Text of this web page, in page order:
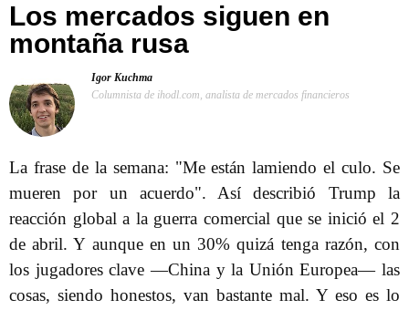
Los mercados siguen en
montaña rusa
Igor Kuchma
Columnista de ihodl.com, analista de mercados financieros
La frase de la semana: "Me están lamiendo el culo. Se
mueren por un acuerdo". Así describió Trump la
reacción global a la guerra comercial que se inició el 2
de abril. Y aunque en un 30% quizá tenga razón, con
los jugadores clave —China y la Unión Europea— las
cosas, siendo honestos, van bastante mal. Y eso es lo